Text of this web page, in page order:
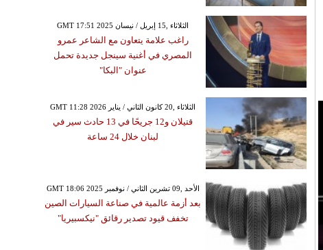
GMT 17:51 2025 الثلاثاء ,15 إبريل / نيسان
راغب علامة يتعاون مع الشاعر عمرو
المصري في أغنية سينجل جديدة تحمل
عنوان "البكا"
GMT 11:28 2026 الثلاثاء ,20 كانون الثاني / يناير
قتيلان و12 جريحًا في 13 حادث سير في
لبنان خلال 24 ساعة
GMT 18:06 2025 الأحد ,09 تشرين الثاني / نوفمبر
بعد أزمة عالمية في صناعة السيارات الصين
تخفف قيود تصدير رقائق "نيكسبيريا"